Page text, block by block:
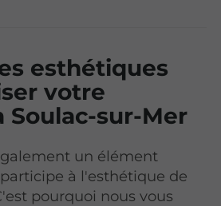
esthétiques
votre
Soulac-sur-Mer
un élément
à l'esthétique de
pourquoi nous vous